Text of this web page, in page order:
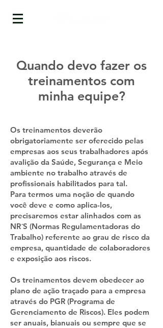
Quando devo fazer os
treinamentos com
minha equipe?
Os treinamentos deverão
obrigatoriamente ser oferecido pelas
empresas aos seus trabalhadores após
avalição da Saúde, Segurança e Meio
ambiente no trabalho através de
profissionais habilitados para tal.
Para termos uma noção de quando
você deve e como aplica-los,
precisaremos estar alinhados com as
NR´S (Normas Regulamentadoras do
Trabalho) referente ao grau de risco da
empresa, quantidade de colaboradores
e exposição aos riscos.
Os treinamentos devem obedecer ao
plano de ação traçado para a empresa
através do PGR (Programa de
Gerenciamento de Riscos). Eles podem
ser anuais, bianuais ou sempre que se